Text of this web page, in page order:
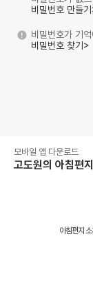
비밀번호 만들
비밀번호가 기
비밀번호 찾기>
모바일 앱 다운로드
고도원의 아침편지
아침편지 소